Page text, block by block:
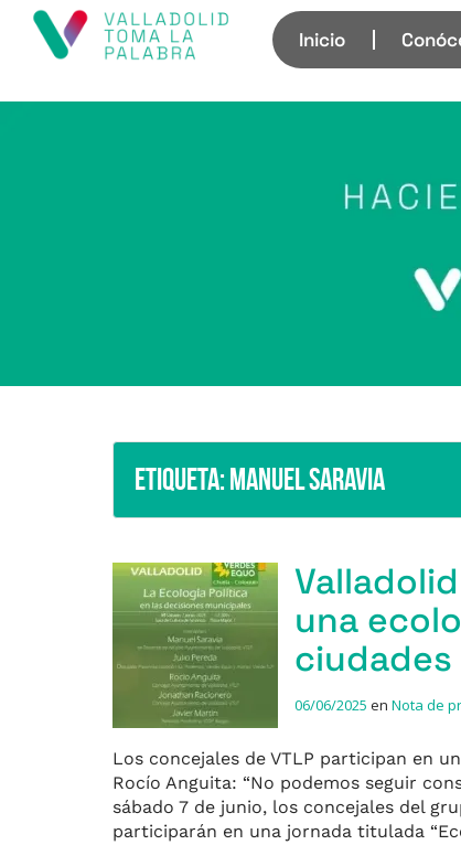
Inicio
Etiqueta:Manuel Saravia
una
ciudades
06/06/2025 en Nota de
Los concejales de VTLP participan en
Rocío Anguita: “No podemos seguir
sábado 7 de junio, los concejales del
participarán en una jornada titulada